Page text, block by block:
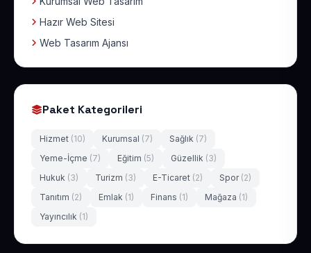
Hazır Web Sitesi
Web Tasarım Ajansı
Paket Kategorileri
Hizmet (10) Kurumsal (7) Sağlık (7)
Yeme-İçme (7) Eğitim (5) Güzellik (3)
Hukuk (3) Turizm (3) E-Ticaret (2) Spor (2)
Tanıtım (2) Emlak (1) Finans (1) Mağaza (1)
Yayıncılık (1)